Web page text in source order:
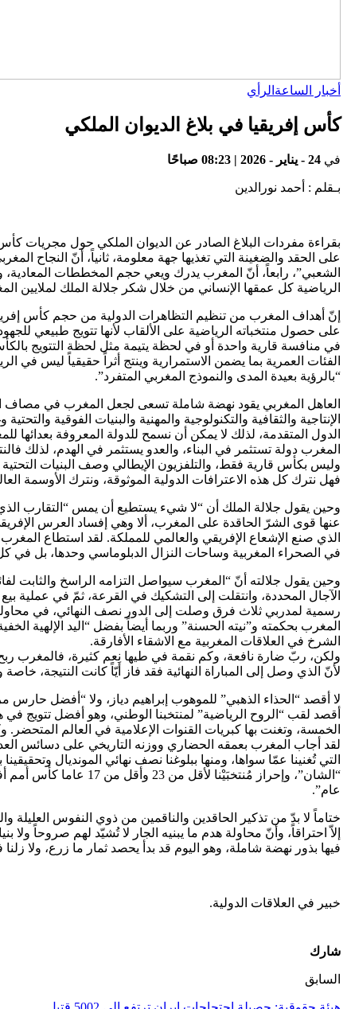
أخبار الساعة الرأي
كأس إفريقيا في بلاغ الديوان الملكي
في 24 - يناير - 2026 | 08:23 صباحًا
بـقلم : أحمد نورالدين
على الحقد والضغينة التي تغذيها جهة معلومة، ثانياً، أنّ النجاح
الشعبي”، رابعاً، أنّ المغرب يدرك ويعي حجم المخططات
الرياضية كل عمقها الإنساني من خلال شكر جلالة الملك لملايين
إنّ أهداف المغرب من تنظيم التظاهرات الدولية من حجم كأس
على حصول منتخباته الرياضية على الألقاب لأنها تتويج طبيعي
في منافسة قارية واحدة أو في لحظة يتيمة مثل لحظة التتويج
الفئات العمرية بما يضمن الاستمرارية وينتج أثراً حقيقياً ليس في
“بالرؤية بعيدة المدى والنموذج المغربي المتفرد”.
العاهل المغربي يقود نهضة شاملة تسعى لجعل المغرب في مصاف
الإنتاجية والثقافية والتكنولوجية والمهنية والبنيات الفوقية
الدول المتقدمة، لذلك لا يمكن أن نسمح للدولة المعروفة
المغرب دولة تستثمر في البناء، والعدو يستثمر في الهدم، لذلك
وليس بكأس قارية فقط، والتلفزيون الإيطالي وصف البنيات
فهل نترك كل هذه الاعترافات الدولية الموثوقة، ونترك الأوسمة
وحين يقول جلالة الملك أن “لا شيء يستطيع أن يمس “التقارب
عنها قوى الشرّ الحاقدة على المغرب، ألا وهي إفساد العرس
الذي صنع الإشعاع الإفريقي والعالمي للمملكة. لقد استطاع
في الصحراء المغربية وساحات النزال الدبلوماسي وحدها، بل في كل
وحين يقول جلالته أنّ “المغرب سيواصل التزامه الراسخ والثابت
الآجال المحددة، وانتقلت إلى التشكيك في القرعة، ثمّ في عملية
رسمية لمدربي ثلاث فرق وصلت إلى الدور نصف النهائي، في محاولة
المغرب بحكمته و”نيته الحسنة” وربما أيضاً بفضل “اليد الإلهية
الشرخ في العلاقات المغربية مع الاشقاء الأفارقة.
ولكن، ربّ ضارة نافعة، وكم نقمة في طيها نِعم كثيرة، فالمغرب ربح
لأنّ الذي وصل إلى المباراة النهائية فقد فاز أيّاً كانت النتيجة،
لا أقصد “الحذاء الذهبي” للموهوب إبراهيم دياز، ولا “أفضل
أقصد لقب “الروح الرياضية” لمنتخبنا الوطني، وهو أفضل تتويج
الخمسة، وتغنت بها كبريات القنوات الإعلامية في العالم المتحضر.
لقد أجاب المغرب بعمقه الحضاري ووزنه التاريخي على دسائس
“الشان”، وإحراز
عام”.
ختاماً لا بدّ من تذكير الحاقدين والناقمين من ذوي النفوس العليلة
إلاّ احتراقاً، وأنّ محاولة هدم ما يبنيه الجار لا تُشيّد لهم صروحاً
فيها بذور نهضة شاملة، وهو اليوم قد بدأ يحصد ثمار ما زرع، ولا
خبير في العلاقات الدولية.
شارك
السابق